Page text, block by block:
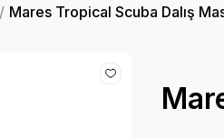
Mares Tropical Scuba Dalış